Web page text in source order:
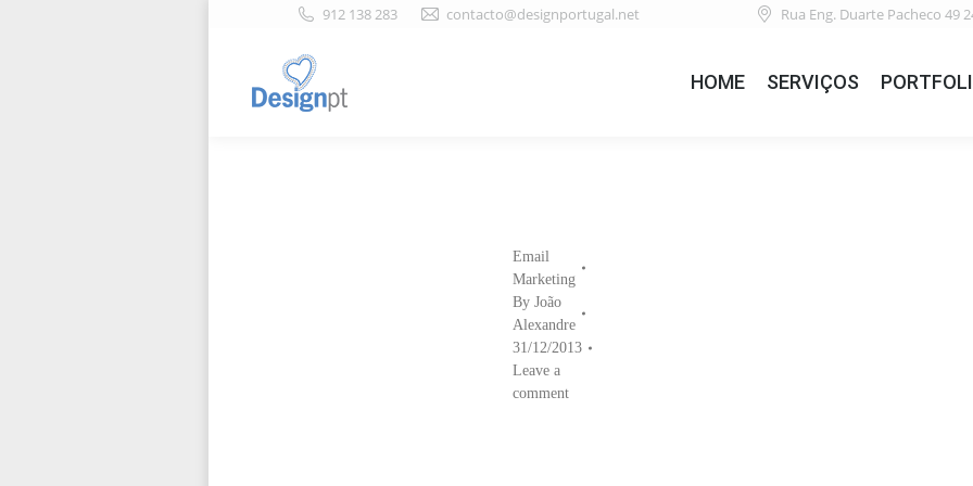
912 138 283 contacto@designportugal.net Rua Eng. Duarte Pacheco 49
HOME SERVIÇOS
Email
Marketing
By João
Alexandre
31/12/2013
Leave a
comment